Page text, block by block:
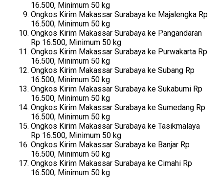
16.500, Minimum 50 kg
Ongkos Kirim Makassar Surabaya ke Majalengka Rp
16.500, Minimum 50 kg
Ongkos Kirim Makassar Surabaya ke Pangandaran
Rp 16.500, Minimum 50 kg
Ongkos Kirim Makassar Surabaya ke Purwakarta Rp
16.500, Minimum 50 kg
Ongkos Kirim Makassar Surabaya ke Subang Rp
16.500, Minimum 50 kg
Ongkos Kirim Makassar Surabaya ke Sukabumi Rp
16.500, Minimum 50 kg
Ongkos Kirim Makassar Surabaya ke Sumedang Rp
16.500, Minimum 50 kg
Ongkos Kirim Makassar Surabaya ke Tasikmalaya
Rp 16.500, Minimum 50 kg
Ongkos Kirim Makassar Surabaya ke Banjar Rp
16.500, Minimum 50 kg
Ongkos Kirim Makassar Surabaya ke Cimahi Rp
16.500, Minimum 50 kg